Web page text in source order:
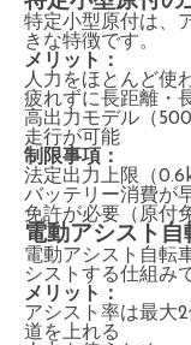
特定小型原付は、
きな特徴です。
メリット：
人力をほとんど使
疲れずに長距離・
高出力モデル（
走行が可能
制限事項：
法定出力上限（
バッテリー消費が
免許が必要（原付
電動アシスト
電動アシスト自転
シストする仕組み
メリット：
アシスト率は最大
道を上れる